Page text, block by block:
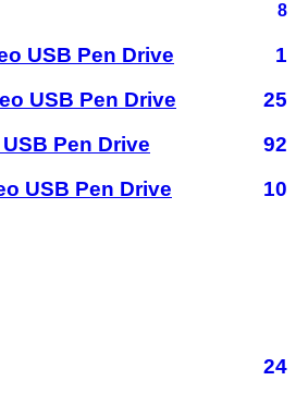
8
USB Pen Drive
1
USB Pen Drive
25
Pen Drive
92
USB Pen Drive
10
24